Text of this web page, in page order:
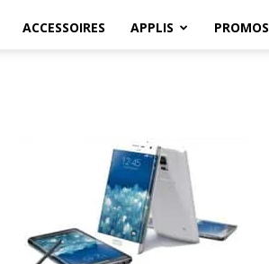
ACCESSOIRES APPLIS PROMOS